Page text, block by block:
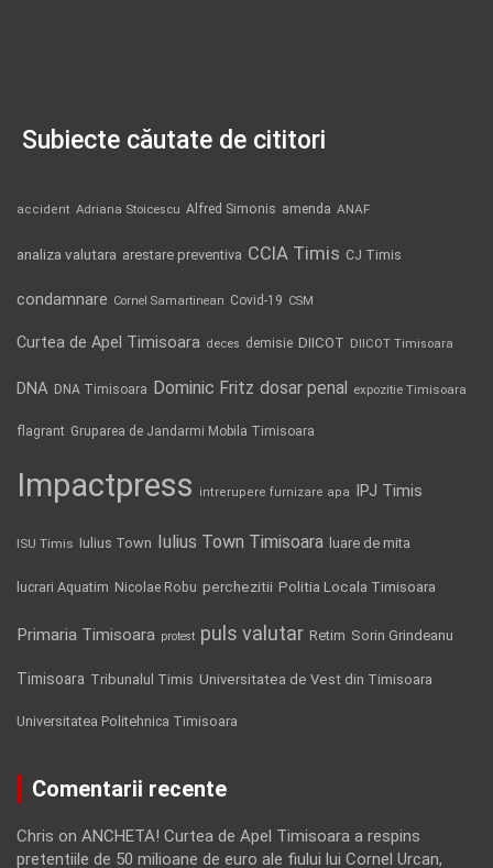
Subiecte căutate de cititori
accident Adriana Stoicescu Alfred Simonis amenda ANAF
analiza valutara arestare preventiva CCIA Timis CJ Timis
condamnare Cornel Samartinean Covid-19 CSM
Curtea de Apel Timisoara deces demisie DIICOT DIICOT Timisoara
DNA DNA Timisoara Dominic Fritz dosar penal expozitie Timisoara
flagrant Gruparea de Jandarmi Mobila Timisoara
Impactpress intrerupere furnizare apa IPJ Timis
ISU Timis Iulius Town Iulius Town Timisoara luare de mita
lucrari Aquatim Nicolae Robu perchezitii Politia Locala Timisoara
Primaria Timisoara protest puls valutar Retim Sorin Grindeanu
Timisoara Tribunalul Timis Universitatea de Vest din Timisoara
Universitatea Politehnica Timisoara
Comentarii recente
Chris on ANCHETA! Curtea de Apel Timisoara a respins
pretentiile de 50 milioane de euro ale fiului lui Cornel Urcan,